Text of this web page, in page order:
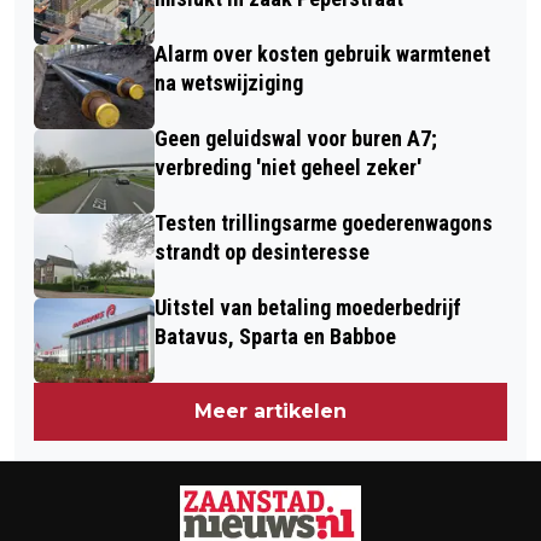
HAMSTERS
Alarm over kosten gebruik warmtenet
na wetswijziging
Geen geluidswal voor buren A7;
verbreding 'niet geheel zeker'
Testen trillingsarme goederenwagons
strandt op desinteresse
Uitstel van betaling moederbedrijf
Batavus, Sparta en Babboe
Meer artikelen